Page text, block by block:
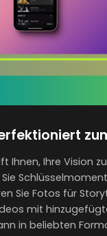
Ihnen, Ihre Vision
Sie Fotos für
mit
in beliebten